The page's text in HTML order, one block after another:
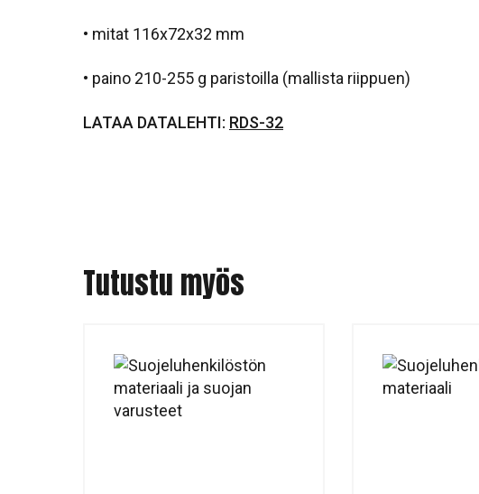
• mitat 116x72x32 mm
• paino 210-255 g paristoilla (mallista riippuen)
LATAA DATALEHTI: RDS-32
Tutustu myös